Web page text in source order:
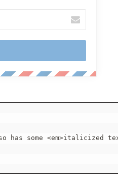
د
خ
ا
ل
has some <em>italicized